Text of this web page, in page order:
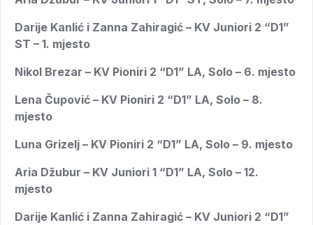
Darije Kanlić i Zanna Zahiragić – KV Juniori 2 “D1”
ST – 1. mjesto
Nikol Brezar – KV Pioniri 2 “D1” LA, Solo – 6. mjesto
Lena Čupović – KV Pioniri 2 “D1” LA, Solo – 8.
mjesto
Luna Grizelj – KV Pioniri 2 “D1” LA, Solo – 9. mjesto
Aria Džubur – KV Juniori 1 “D1” LA, Solo – 12.
mjesto
Darije Kanlić i Zanna Zahiragić – KV Juniori 2 “D1”